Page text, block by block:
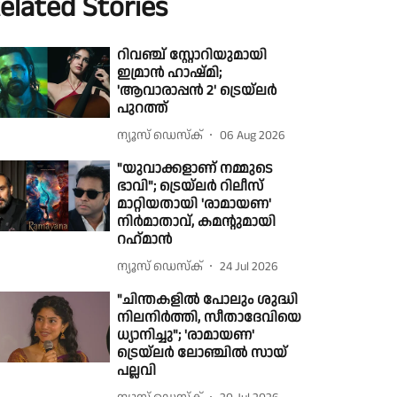
റിവഞ്ച് സ്റ്റോറിയുമായി
ഇമ്രാൻ ഹാഷ്മി;
'ആവാരാപ്പൻ 2' ട്രെയ്‌ലർ
പുറത്ത്
ന്യൂസ് ഡെസ്ക് 06 Aug 2026
"യുവാക്കളാണ് നമ്മുടെ
ഭാവി"; ട്രെയ്‌ലർ റിലീസ്
മാറ്റിയതായി 'രാമായണ'
നിർമാതാവ്, കമന്റുമായി
റഹ്‌മാൻ
ന്യൂസ് ഡെസ്ക് 24 Jul 2026
"ചിന്തകളിൽ പോലും ശുദ്ധി
നിലനിർത്തി, സീതാദേവിയെ
ധ്യാനിച്ചു"; 'രാമായണ'
ട്രെയ്‌ലർ ലോഞ്ചിൽ സായ്
പല്ലവി